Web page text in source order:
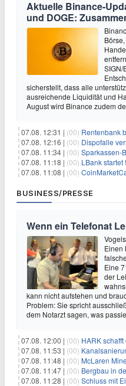
Aktuelle Binance-
und DOGE:
SIGN/
sicherstellt, dass alle
ausreichende Liquidität und
August wird Binance zudem
07.08. 12:31 | (00) Rentenbank
07.08. 12:16 | (00) Dispofalle
07.08. 11:34 | (00) Sparkassen-Broker
07.08. 11:18 | (00) LBank startet
07.08. 11:08 | (00) CoinMarketCap
BUSINESS/PRESSE
Wenn ein Telefonat
Einen
Eine
der
kann nicht aufstehen und
Problem: Sie spricht
dem Notarzt sagen, was
07.08. 12:00 | (00) HARK schafft die
07.08. 11:53 | (00)
07.08. 11:48 | (00) McLaren Minerals:
07.08. 11:47 | (00) Bergbau in der
07.08. 11:28 | (00) Schluss mit Einwegplastik: